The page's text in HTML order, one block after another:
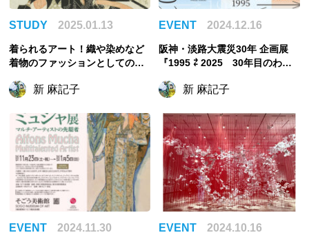
STUDY 2025.01.13
着られるアート！織や染めなど
着物のファッションとしての魅
新 麻記子
EVENT 2024.12.16
阪神・淡路大震災30年 企画展
『1995 ⇄ 2025 30年目のわた
での自主企画展！
新 麻記子
EVENT 2024.11.30 EVENT 2024.10.16